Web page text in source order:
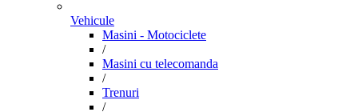
Vehicule
Masini - Motociclete
/
Masini cu telecomanda
/
Trenuri
/